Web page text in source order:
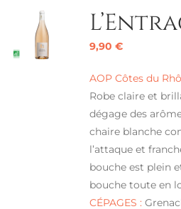
9,90 €
AOP Côtes du
Robe claire et
dégage des
chaire blanche
l’attaque et
bouche est plein
bouche toute en
CÉPAGES :